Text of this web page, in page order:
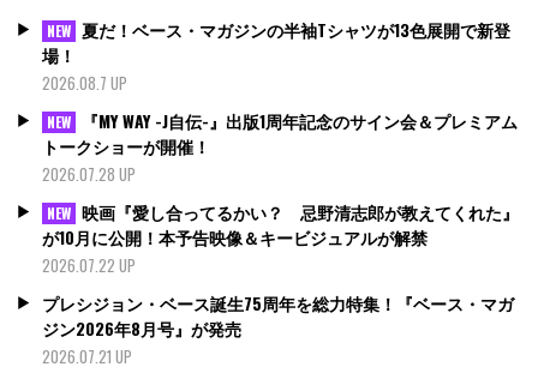
NEW 夏だ！ベース・マガジンの半袖Tシャツが13色展開で新登
場！
2026.08.7 UP
NEW
『MY WAY -J自伝-』出版1周年記念のサイン会＆プレミアム
トークショーが開催！
2026.07.28 UP
NEW 映画『愛し合ってるかい？ 忌野清志郎が教えてくれた』
が10月に公開！本予告映像＆キービジュアルが解禁
2026.07.22 UP
プレシジョン・ベース誕生75周年を総力特集！『ベース・マガ
ジン2026年8月号』が発売
2026.07.21 UP